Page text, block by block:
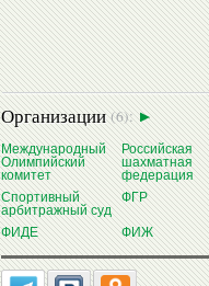
Организации(6):
Международный
Олимпийский
комитет
Российская
шахматная
федерация
Спортивный
арбитражный суд
ФГР
ФИДЕ ФИЖ